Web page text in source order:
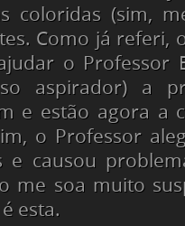
coloridas (sim,
Como já referi,
o Professor
aspirador) a
e estão agora a
o Professor
e causou
me soa muito
esta.